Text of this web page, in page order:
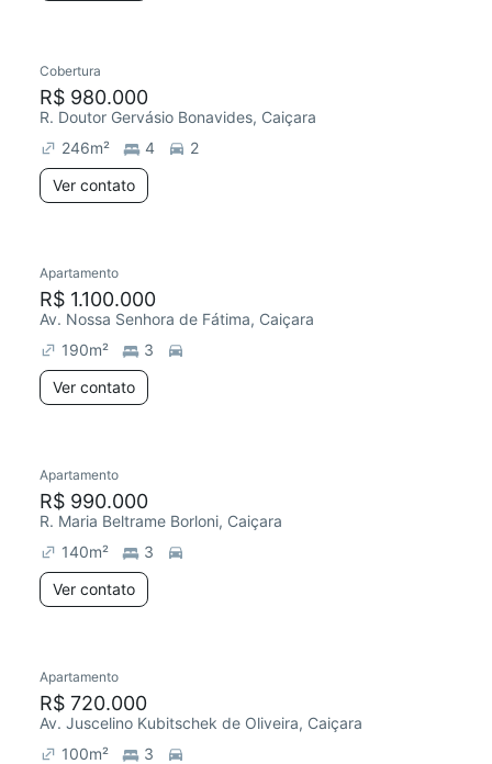
Cobertura
R$ 980.000
R. Doutor Gervásio Bonavides, Caiçara
246m² 4
2
Ver contato
Redecorar
Apartamento
R$ 1.100.000
Av. Nossa Senhora de Fátima, Caiçara
190m²
3
Ver contato
Chegou este mês
Apartamento
R$ 990.000
R. Maria Beltrame Borloni, Caiçara
140m²
3
Ver contato
Chegou este mês
Apartamento
R$ 720.000
Av. Juscelino Kubitschek de Oliveira, Caiçara
100m²
3